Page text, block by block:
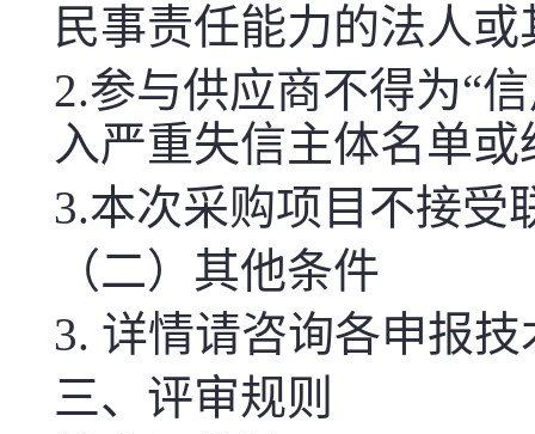
民事责任能力的法人
2.参与供应商不得为“
入严重失信主体名单
3.本次采购项目不接受
（二）其他条件
3. 详情请咨询各申报技
三、评审规则